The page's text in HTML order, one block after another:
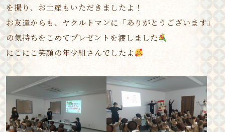
を撮り、お土産もいただきましたよ！
お友達からも、ヤクルトマンに「ありがとうございます」
の気持ちをこめてプレゼントを渡しました
にこにこ笑顔の年少組さんでしたよ